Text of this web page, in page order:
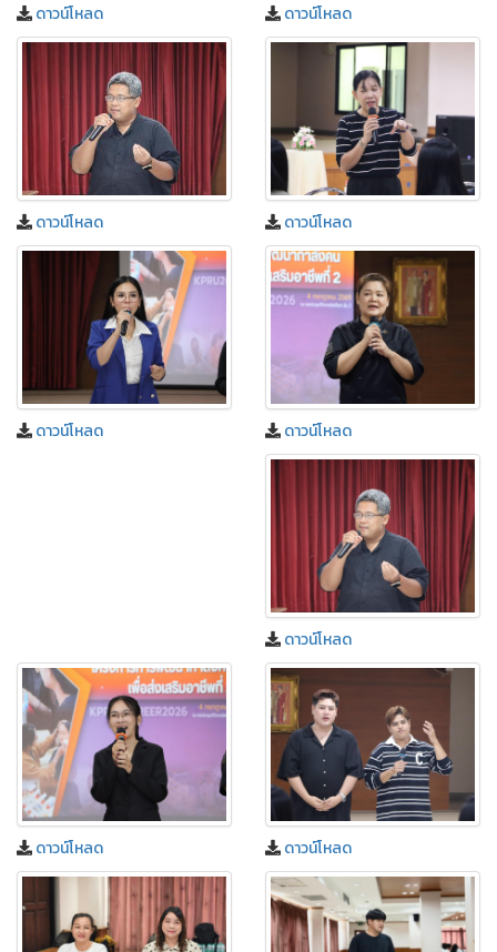
ดาวน์โหลด ดาวน์โหลด
ดาวน์โหลด ดาวน์โหลด
ดาวน์โหลด ดาวน์โหลด
ดาวน์โหลด
ดาวน์โหลด ดาวน์โหลด